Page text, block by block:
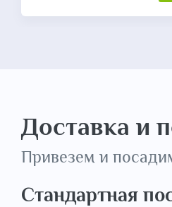
Доставка и
Привезем и
Стандартная